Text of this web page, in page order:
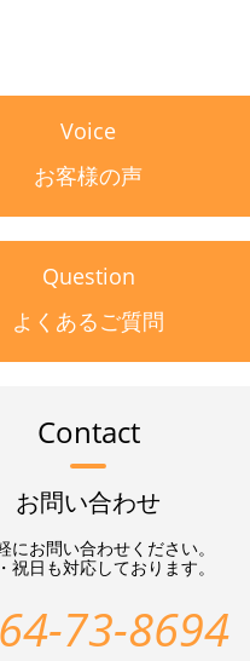
Voice
お客様の声
Question
よくあるご質問
Contact
お問い合わせ
にお問い合わせください。
祝日も対応しております。
73-8694